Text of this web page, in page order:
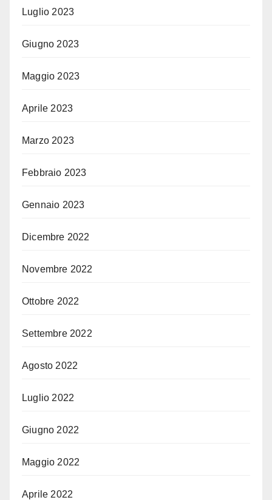
Luglio 2023
Giugno 2023
Maggio 2023
Aprile 2023
Marzo 2023
Febbraio 2023
Gennaio 2023
Dicembre 2022
Novembre 2022
Ottobre 2022
Settembre 2022
Agosto 2022
Luglio 2022
Giugno 2022
Maggio 2022
Aprile 2022